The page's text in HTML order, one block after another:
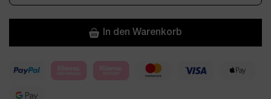
In den Warenkorb